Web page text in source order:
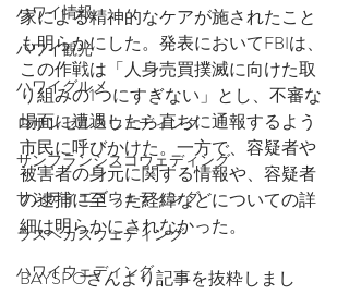
ハワイ情報
ハワイ観光
ハワイグルメ
ロサンゼルスウェディング
サンフランシスコウェディング
サンディエゴウェディング
ラスベガスウェディング
ハワイウェディング
家による精神的なケアが施されたこと
も明らかにした。発表においてFBIは、
この作戦は「人身売買撲滅に向けた取
り組みの1つにすぎない」とし、不審な
場面に遭遇したら直ちに通報するよう
市民に呼びかけた。一方で、容疑者や
被害者の身元に関する情報や、容疑者
の逮捕に至った経緯などについての詳
細は明らかにされなかった。
BAYSPOさんより記事を抜粋しまし